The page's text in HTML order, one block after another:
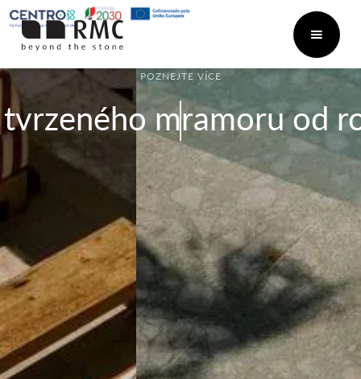
mramoru od
POZNEJTE VÍCE